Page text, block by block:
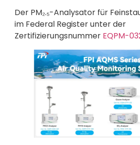
Der PM₂.₅-Analysator für
im Federal Register unter der
Zertifizierungsnummer EQPM-